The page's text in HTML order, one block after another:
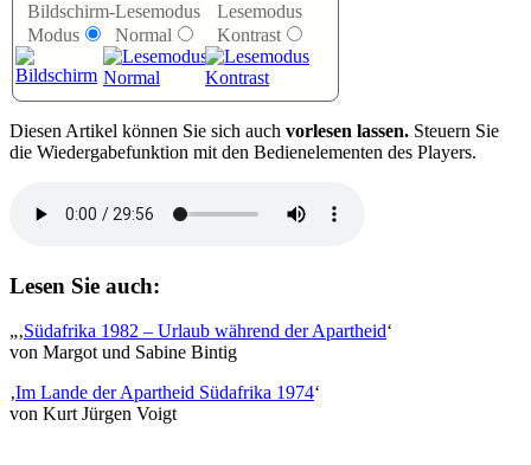
Bildschirm-
Modus
Lesemodus
Normal
Lesemodus
Kontrast
Diesen Artikel können Sie sich auch vorlesen lassen. Steuern Sie
die Wiedergabefunktion mit den Bedienelementen des Players.
Lesen Sie auch:
Südafrika 1982 – Urlaub während der Apartheid
von Margot und Sabine Bintig
Im Lande der Apartheid Südafrika 1974
von Kurt Jürgen Voigt